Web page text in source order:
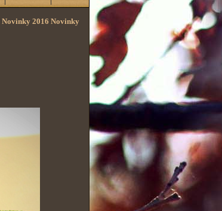
Novinky 2016 Novinky